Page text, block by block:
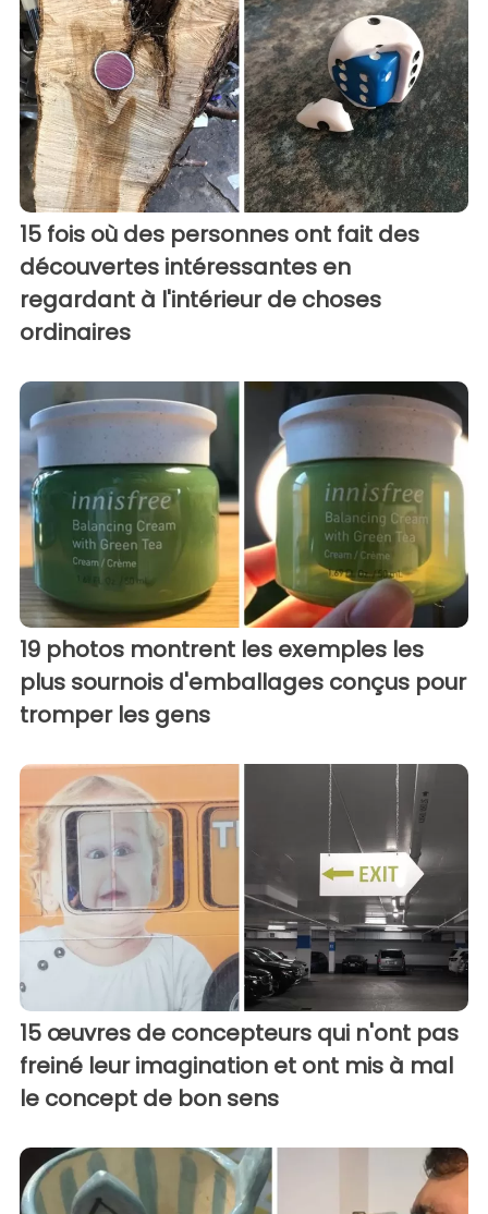
15 fois où des personnes ont fait des
découvertes intéressantes en
regardant à l'intérieur de choses
ordinaires
19 photos montrent les exemples les
plus sournois d'emballages conçus pour
tromper les gens
15 œuvres de concepteurs qui n'ont pas
freiné leur imagination et ont mis à mal
le concept de bon sens